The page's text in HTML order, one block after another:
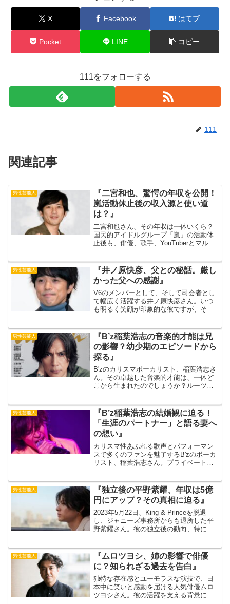
X Facebook はてブ
Pocket LINE コピー
111をフォローする
111
関連記事
男性芸能人
『二宮和也、驚愕の年収を公開！
嵐活動休止後の収入源と使い道
は？』
二宮和也さん、その年収は一体いくら？
国民的アイドルグループ「嵐」の活動休
止後も、俳優、歌手、YouTuberとマルチ
さらにはYouTubeチャンネルの収益な
ど、その額は...
男性芸能人
『井ノ原快彦、父との秘話。厳し
かった父への感謝』
V6のメンバーとして、そして司会者とし
て幅広く活躍する井ノ原快彦さん。いつ
も明るく笑顔が印象的な彼ですが、その
し、そこには深い愛情と信頼関係があっ
たのです...
男性芸能人
『B’z稲葉浩志の音楽的才能は兄
の影響？幼少期のエピソードから
探る』
B'zのカリスマボーカリスト、稲葉浩志さ
ん。その卓越した音楽的才能は、一体ど
こから生まれたのでしょうか？ルーツを
在が稲葉さんの音楽性にどのように影響
を与えたのかを紐解い...
男性芸能人
『B’z稲葉浩志の結婚観に迫る！
「生涯のパートナー」と語る妻へ
の想い』
カリスマ性あふれる歌声とパフォーマン
スで多くのファンを魅了するB'zのボーカ
リスト、稲葉浩志さん。プライベートで
元：ORICON NEWS今回は、数少ないイ
ンタビューや...
男性芸能人
『独立後の平野紫耀、年収は5億
円にアップ？その真相に迫る』
2023年5月22日、King & Princeを脱退
し、ジャニーズ事務所からも退所した平
野紫耀さん。彼の独立後の動向、特に年
アップしたという噂も囁かれています
が、そ...
男性芸能人
『ムロツヨシ、姉の影響で俳優
に？知られざる過去を告白』
独特な存在感とユーモラスな演技で、日
本中に笑いと感動を届ける人気俳優ムロ
ツヨシさん。彼の活躍を支える背景に